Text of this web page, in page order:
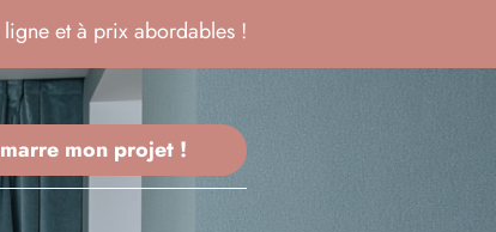
et à prix abordables !
mon projet !